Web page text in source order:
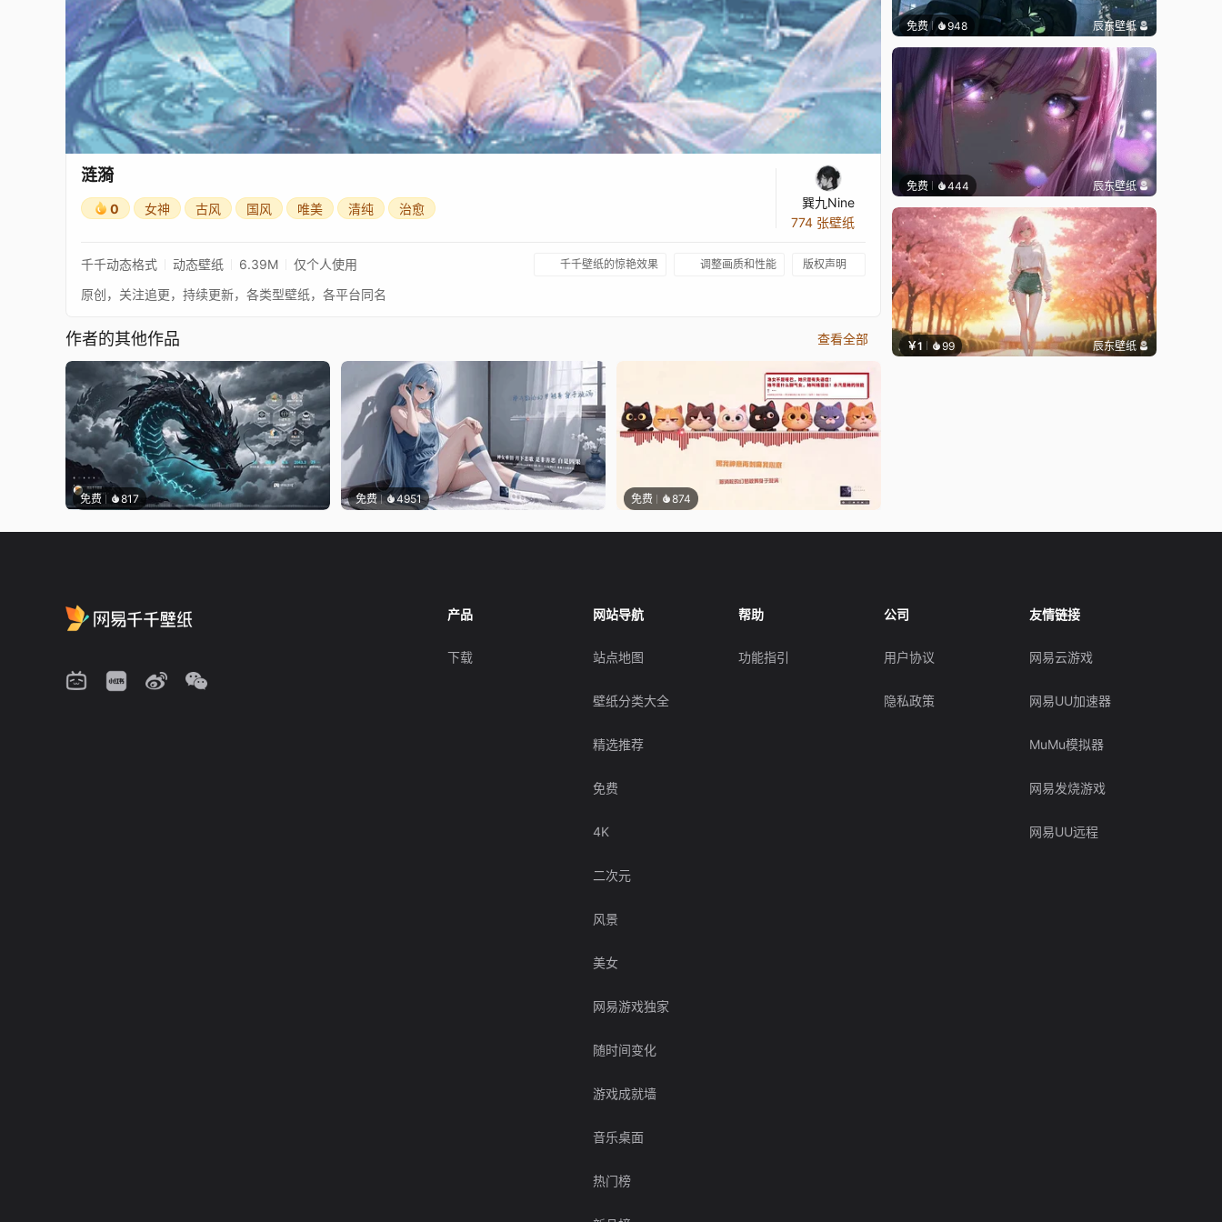
涟漪
0 女神 古风 国风 唯美 清纯 治愈
巽九Nine
774 张壁纸
千千动态格式 动态壁纸 6.39M 仅个人使用 千千壁纸的惊艳效果 调整画质和性能 版权声明
原创，关注追更，持续更新，各类型壁纸，各平台同名
作者的其他作品 查看全部
免费 817 免费 4951 免费 874
免费 948 辰东壁纸
免费 444 辰东壁纸
￥1 99 辰东壁纸
产品
下载
网站导航
站点地图
壁纸分类大全
精选推荐
免费
4K
二次元
风景
美女
网易游戏独家
随时间变化
游戏成就墙
音乐桌面
热门榜
帮助
功能指引
公司
用户协议
隐私政策
友情链接
网易云游戏
网易UU加速器
MuMu模拟器
网易发烧游戏
网易UU远程